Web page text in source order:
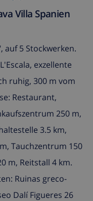
Villa Spanien
auf 5 Stockwerken.
exzellente
ruhig, 300 m vom
Restaurant,
250 m,
3.5 km,
Tauchzentrum 150
m, Reitstall 4 km.
Ruinas greco-
Dalí Figueres 26